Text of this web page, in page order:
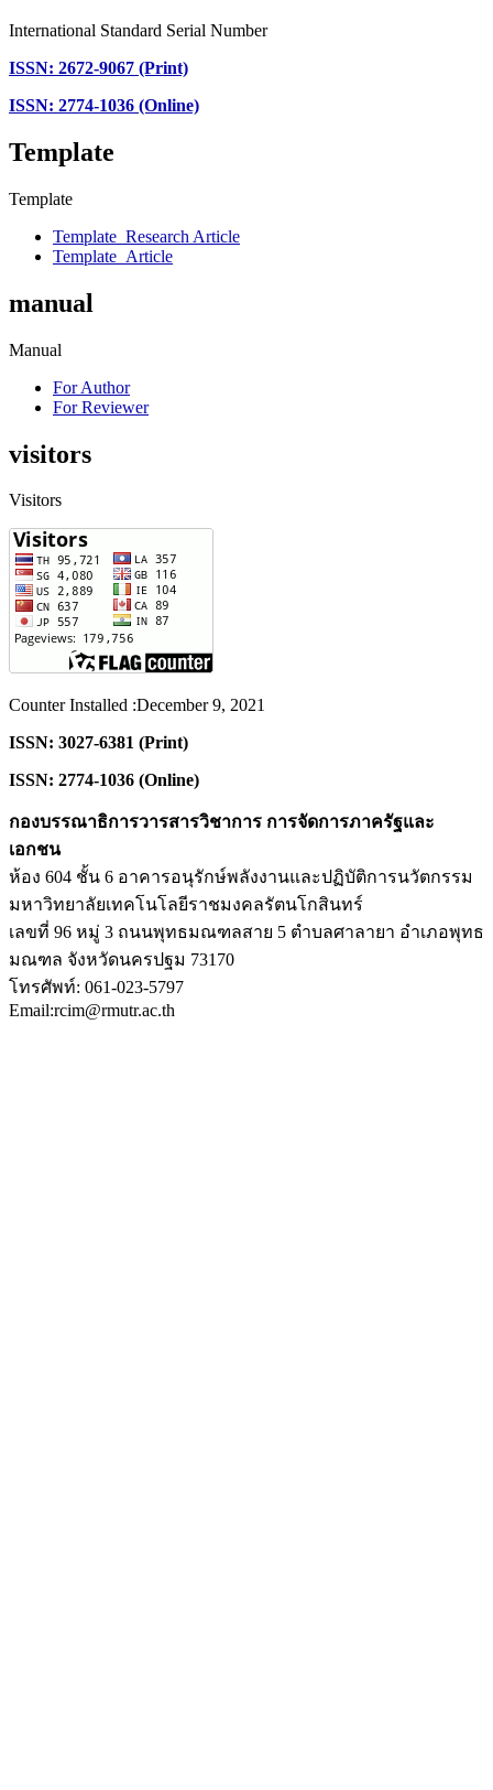
International Standard Serial Number
ISSN: 2672-9067 (Print)
ISSN: 2774-1036 (Online)
Template
Template
Template_Research Article
Template_Article
manual
Manual
For Author
For Reviewer
visitors
Visitors
Counter Installed :December 9, 2021
ISSN: 3027-6381 (Print)
ISSN: 2774-1036 (Online)
กองบรรณาธิการวารสารวิชาการ การจัดการภาครัฐและ
เอกชน
ห้อง 604 ชั้น 6 อาคารอนุรักษ์พลังงานและปฏิบัติการนวัตกรรม
มหาวิทยาลัยเทคโนโลยีราชมงคลรัตนโกสินทร์
เลขที่ 96 หมู่ 3 ถนนพุทธมณฑลสาย 5 ตำบลศาลายา อำเภอพุทธ
มณฑล จังหวัดนครปฐม 73170
โทรศัพท์: 061-023-5797
Email:rcim@rmutr.ac.th